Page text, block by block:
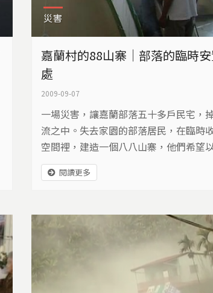
災害
嘉蘭村的88山寨｜部落的臨時
處
2009-09-07
一場災害，讓嘉蘭部落五十多戶民宅，
流之中。失去家園的部落居民，在臨時
空間裡，建造一個八八山寨，他們希望
的力量，走上漫長的重建之途。
閱讀更多